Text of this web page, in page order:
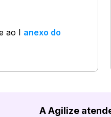
ao I anexo do
A Agilize